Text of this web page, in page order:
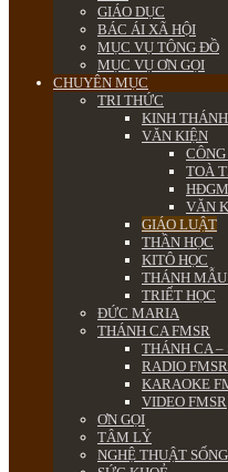
GIÁO DỤC
BÁC ÁI XÃ HỘI
MỤC VỤ TÔNG ĐỒ
MỤC VỤ ƠN GỌI
CHUYÊN MỤC
TRI THỨC
KINH THÁNH
VĂN KIỆN
TOÀ
VĂN
GIÁO LUẬT
THẦN HỌC
KITÔ HỌC
THÁNH MẪU
TRIẾT HỌC
ĐỨC MARIA
THÁNH CA FMSR
THÁNH CA –
RADIO FMSR
KARAOKE
VIDEO FMSR
ƠN GỌI
TÂM LÝ
NGHỆ THUẬT SỐNG